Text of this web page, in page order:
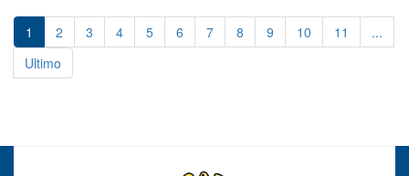
1 2 3 4 5 6 7 8 9 10 11
...
Ultimo